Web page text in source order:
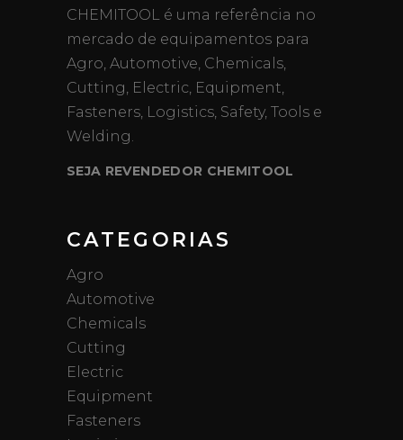
CHEMITOOL é uma referência no
mercado de equipamentos para
Agro, Automotive, Chemicals,
Cutting, Electric, Equipment,
Fasteners, Logistics, Safety, Tools e
Welding.
SEJA REVENDEDOR CHEMITOOL
CATEGORIAS
Agro
Automotive
Chemicals
Cutting
Electric
Equipment
Fasteners